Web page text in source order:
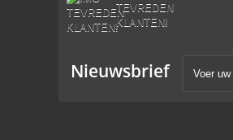
TEVREDEN
KLANTEN!
Nieuwsbrief